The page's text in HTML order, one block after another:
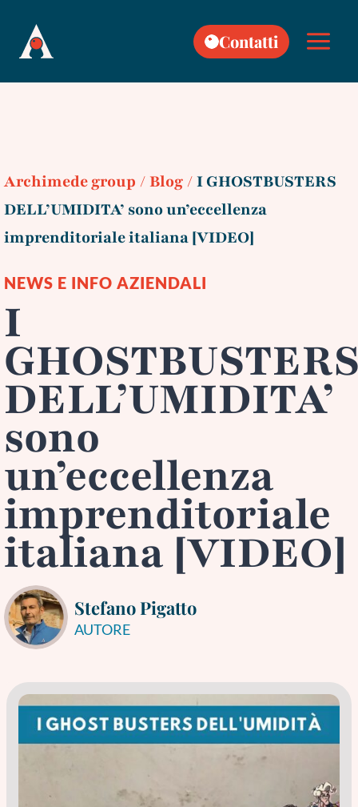
content
Contatti
Archimede group /Blog /I GHOSTBUSTERS
DELL’UMIDITA’ sono un’eccellenza
imprenditoriale italiana [VIDEO]
NEWS E INFO AZIENDALI
I
DELL’UMIDITA’
sono
un’eccellenza
imprenditoriale
italiana [VIDEO]
Stefano Pigatto